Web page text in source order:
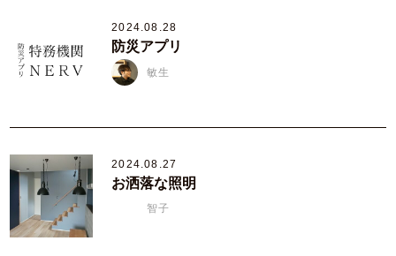
2024.08.28
防災アプリ
敏生
2024.08.27
お洒落な照明
智子